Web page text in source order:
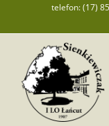
telefon: (17)